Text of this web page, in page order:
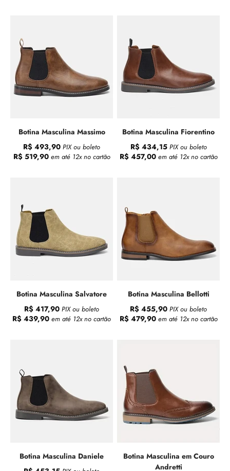
Botina Masculina Massimo
R$ 493,90 PIX ou boleto
R$ 519,90 em até 12x no cartão
Botina Masculina Fiorentino
R$ 434,15 PIX ou boleto
R$ 457,00 em até 12x no cartão
Botina Masculina Salvatore
R$ 417,90 PIX ou boleto
R$ 439,90 em até 12x no cartão
Botina Masculina Bellotti
R$ 455,90 PIX ou boleto
R$ 479,90 em até 12x no cartão
Botina Masculina Daniele
Botina Masculina em Couro
Andretti